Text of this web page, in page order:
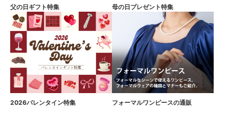
父の日ギフト特集 母の日プレゼント特集
2026バレンタイン特集 フォーマルワンピースの通販